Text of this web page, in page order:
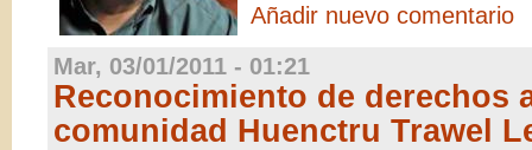
Añadir nuevo comentario
Mar, 03/01/2011 - 01:21
Reconocimiento de derechos
comunidad Huenctru Trawel